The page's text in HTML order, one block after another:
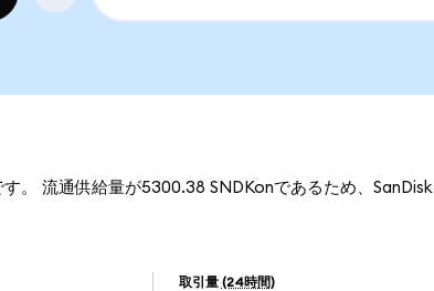
。 流通供給量が5300.38 SNDKonであるため、SanDisk
取引量 (24時間)